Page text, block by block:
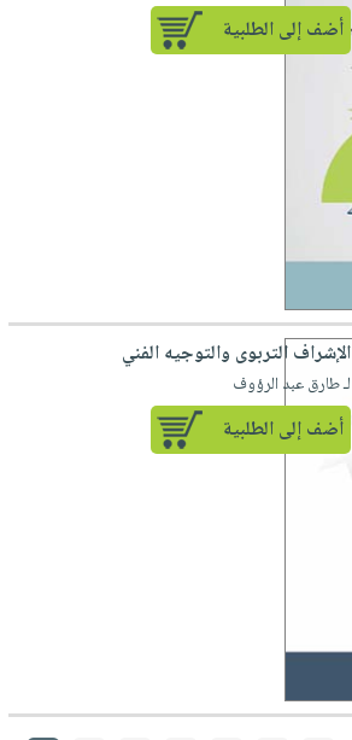
أضف إلى الطلبية
الإشراف التربوى والتوجيه الفني
لـ طارق عبد الرؤوف
أضف إلى الطلبية